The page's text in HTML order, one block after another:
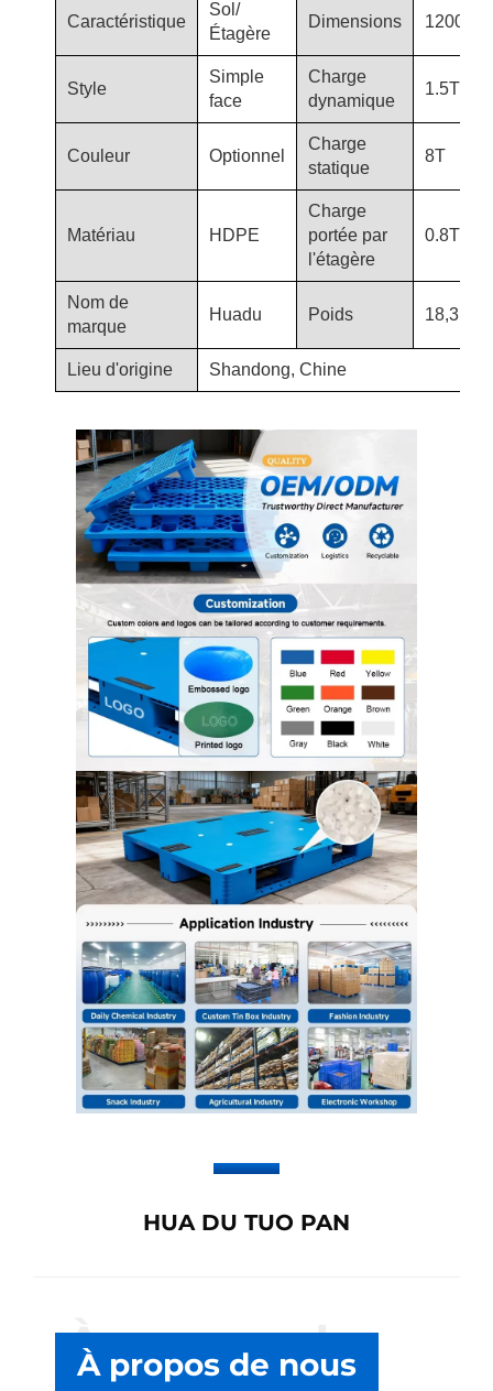
Caractéristique
Sol/
Étagère
Dimensions
Style
Simple
face
Charge
dynamique
1.5T
Couleur Optionnel
Charge
statique
8T
Matériau HDPE
Charge
portée par
l'étagère
0.8T
Nom de
marque
Huadu Poids 18,3 kg
Lieu d'origine Shandong, Chine
HUA DU TUO PAN
À propos de nous
À propos de